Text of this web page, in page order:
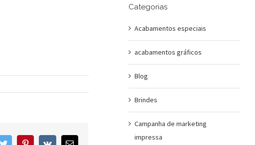
Twitter PinterestVk
E-
Categorias
Acabamentos especiais
acabamentos gráficos
Blog
Brindes
Campanha de marketing
impressa